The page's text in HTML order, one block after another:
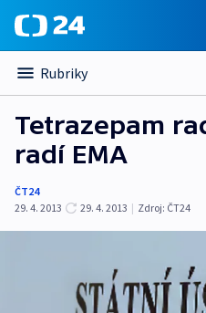
Rubriky
Tetrazepam
radí EMA
ČT24
29. 4. 2013
29. 4. 2013 | Zdroj: ČT24